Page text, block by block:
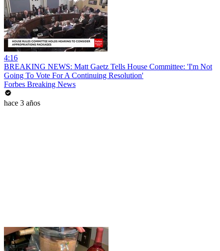
4:16
BREAKING NEWS: Matt Gaetz Tells House Committee: 'I'm Not
Going To Vote For A Continuing Resolution'
Forbes Breaking News
hace 3 años